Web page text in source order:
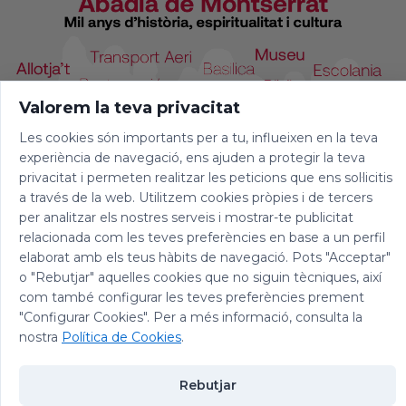
Una altra tradició diu que era soldat i que, un
cop convertit, esdevingué porter en una
església de Roma fins que fou detingut i
martiritzat.
Avís legal|Política de privacitat
Valorem la teva privacitat
Les cookies són importants per a tu, influeixen en la teva
experiència de navegació, ens ajuden a protegir la teva
privacitat i permeten realitzar les peticions que ens sol·licitis
a través de la web. Utilitzem cookies pròpies i de tercers
per analitzar els nostres serveis i mostrar-te publicitat
relacionada com les teves preferències en base a un perfil
elaborat amb els teus hàbits de navegació. Pots "Acceptar"
o "Rebutjar" aquelles cookies que no siguin tècniques, així
com també configurar les teves preferències prement
"Configurar Cookies". Per a més informació, consulta la
nostra Política de Cookies.
Rebutjar